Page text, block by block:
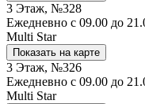
3 Этаж, №328
Ежедневно с 09.00 до
Multi Star
Показать на карте
3 Этаж, №326
Ежедневно с 09.00 до
Multi Star